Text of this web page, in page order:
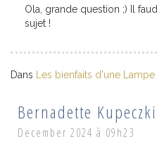
Ola, grande question ;) Il
sujet !
Dans Les bienfaits d'une Lampe
Bernadette Kupeczki
December 2024 à 09h23